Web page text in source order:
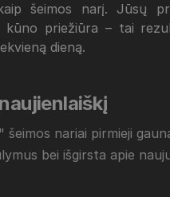
šeimos narį. Jūsų
kūno priežiūra – tai
dieną.
nariai pirmieji
bei išgirsta apie